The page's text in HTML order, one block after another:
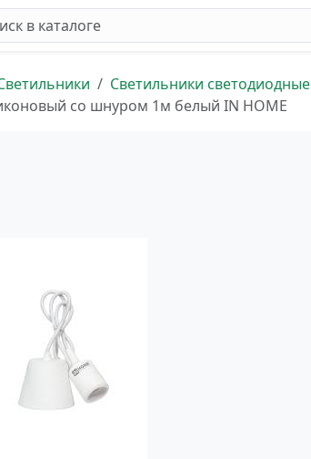
Светильники светодиодные
со шнуром 1м белый IN HOME